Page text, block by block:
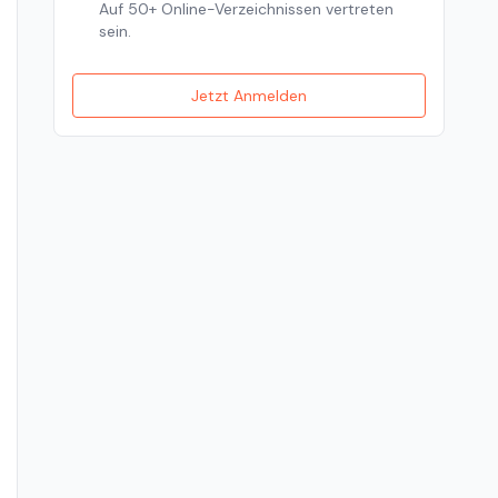
Auf 50+ Online-Verzeichnissen vertreten
sein.
Jetzt Anmelden